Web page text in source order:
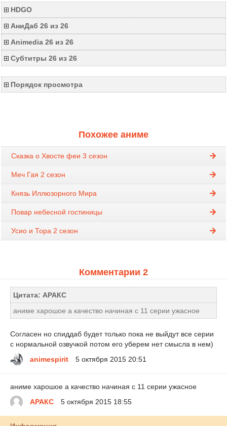
HDGO
АниДаб 26 из 26
Animedia 26 из 26
Субтитры 26 из 26
Порядок просмотра
Похожее аниме
Сказка о Хвосте феи 3 сезон
Меч Гая 2 сезон
Князь Иллюзорного Мира
Повар небесной гостиницы
Усио и Тора 2 сезон
Комментарии 2
Цитата: АРАКС
аниме харошое а качество начиная с 11 серии ужасное
Согласен но спиддаб будет только пока не выйдут все серии
с нормальной озвучкой потом его уберем нет смысла в нем)
animespirit
5 октября 2015 20:51
аниме харошое а качество начиная с 11 серии ужасное
АРАКС
5 октября 2015 18:55